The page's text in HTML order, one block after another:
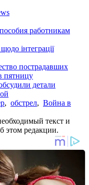
работникам
інтеграції
пострадавших
пятницу
детали
, обстрел, Война в
текст и
этом редакции.